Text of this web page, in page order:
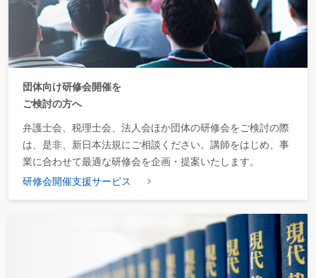
団体向け研修会開催を
ご検討の方へ
弁護士会、税理士会、法人会ほか団体の研修会をご検討の際
は、是非、新日本法規にご相談ください。講師をはじめ、事
業に合わせて最適な研修会を企画・提案いたします。
研修会開催支援サービス